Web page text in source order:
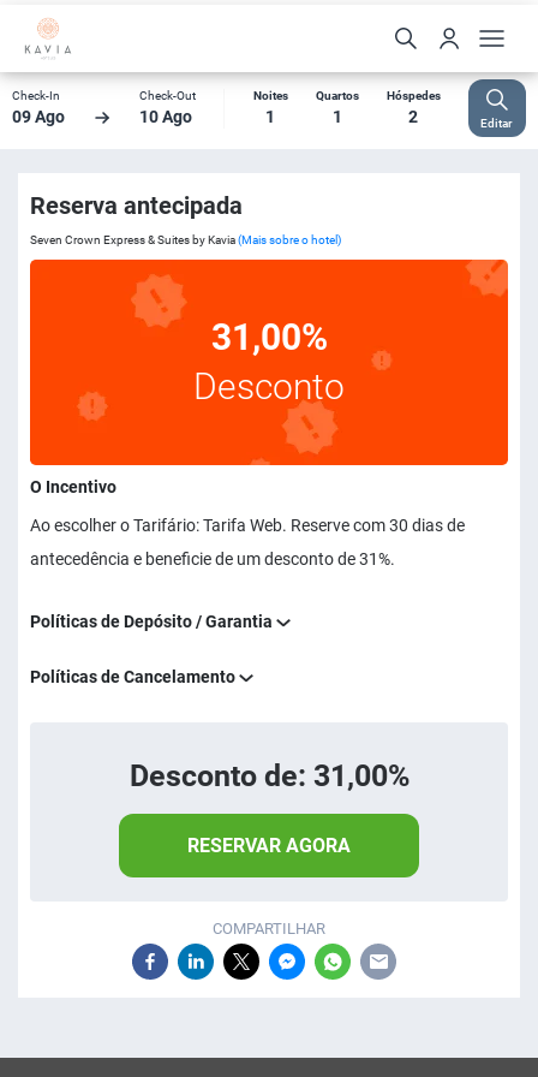
Check-In
09 Ago
Check-Out
10 Ago
Noites
1
Quartos
1
Hóspedes
2 Editar
Reserva antecipada
Seven Crown Express & Suites by Kavia(Mais sobre o hotel)
31,00%
Desconto
O Incentivo
Ao escolher o Tarifário: Tarifa Web. Reserve com 30 dias de
antecedência e beneficie de um desconto de 31%.
Políticas de Depósito / Garantia
Políticas de Cancelamento
Desconto de: 31,00%
RESERVAR AGORA
COMPARTILHAR